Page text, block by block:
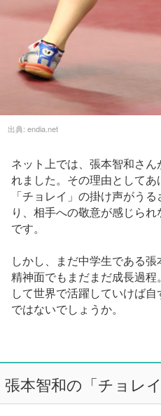
出典: endia.net
ネット上では、張本智和さ
れました。その理由として
「チョレイ」の掛け声がう
り、相手への敬意が感じら
です。
しかし、まだ中学生である
精神面でもまだまだ成長過
して世界で活躍していけば
ではないでしょうか。
張本智和の「チョレ